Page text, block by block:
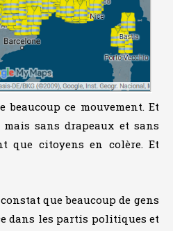
beaucoup ce mouvement. Et
sans drapeaux et sans
que citoyens en colère. Et
que beaucoup de gens
dans les partis politiques et